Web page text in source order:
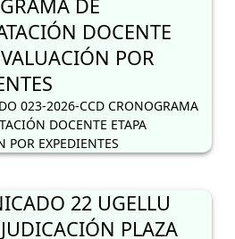
DE
DOCENTE
POR
023-2026-CCD CRONOGRAMA
DOCENTE ETAPA
POR EXPEDIENTES
22 UGELLU
PLAZA